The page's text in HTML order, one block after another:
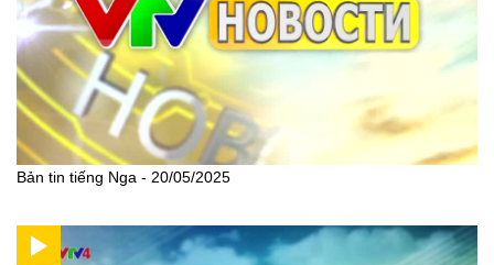
Bản tin tiếng Nga - 20/05/2025